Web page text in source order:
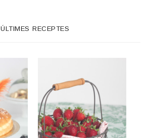
ÚLTIMES RECEPTES